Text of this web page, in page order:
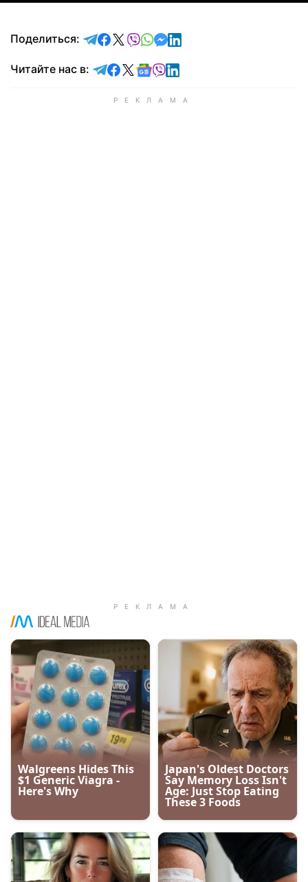
Поделиться: отправить в Telegram
поделиться в Facebook
поделиться в X
отправить в Viber
отправить в Whatsapp
отправить в Messenger
отправить в LinkedIn
Читайте нас в: Читайте в Telegram
Читайте в Facebook
Читайте в X
Читайте в Google news
Читайте в Viber
Читайте в LinkedIn